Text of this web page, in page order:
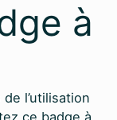
à
l’utilisation